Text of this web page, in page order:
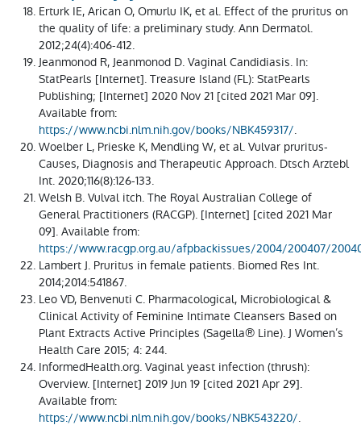
Erturk IE, Arican O, Omurlu IK, et al. Effect of the pruritus on
the quality of life: a preliminary study. Ann Dermatol.
2012;24(4):406-412.
Jeanmonod R, Jeanmonod D. Vaginal Candidiasis. In:
StatPearls [Internet]. Treasure Island (FL): StatPearls
Publishing; [Internet] 2020 Nov 21 [cited 2021 Mar 09].
Available from:
https://www.ncbi.nlm.nih.gov/books/NBK459317/.
Woelber L, Prieske K, Mendling W, et al. Vulvar pruritus-
Causes, Diagnosis and Therapeutic Approach. Dtsch Arztebl
Int. 2020;116(8):126-133.
Welsh B. Vulval itch. The Royal Australian College of
General Practitioners (RACGP). [Internet] [cited 2021 Mar
09]. Available from:
https://www.racgp.org.au/afpbackissues/2004/200407/
Lambert J. Pruritus in female patients. Biomed Res Int.
2014;2014:541867.
Leo VD, Benvenuti C. Pharmacological, Microbiological &
Clinical Activity of Feminine Intimate Cleansers Based on
Plant Extracts Active Principles (Sagella® Line). J Women’s
Health Care 2015; 4: 244.
InformedHealth.org. Vaginal yeast infection (thrush):
Overview. [Internet] 2019 Jun 19 [cited 2021 Apr 29].
Available from:
https://www.ncbi.nlm.nih.gov/books/NBK543220/.